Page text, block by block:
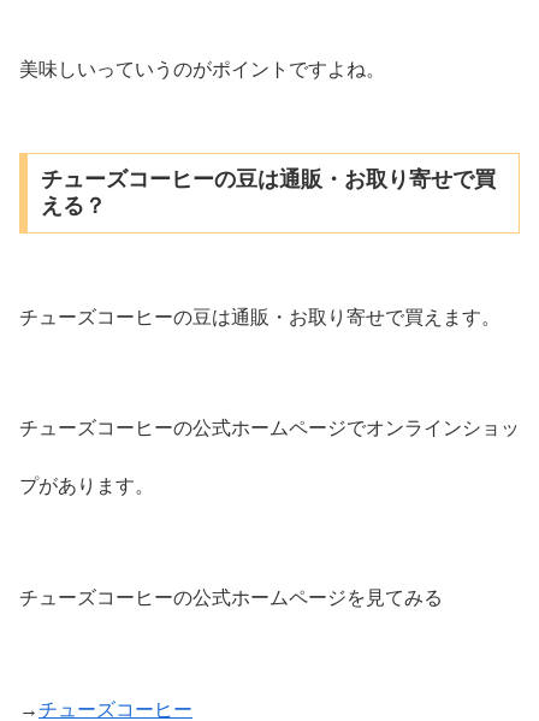
美味しいっていうのがポイントですよね。
チューズコーヒーの豆は通販・お取り寄せで買
える？
チューズコーヒーの豆は通販・お取り寄せで買えます。
チューズコーヒーの公式ホームページでオンラインショッ
プがあります。
チューズコーヒーの公式ホームページを見てみる
→チューズコーヒー